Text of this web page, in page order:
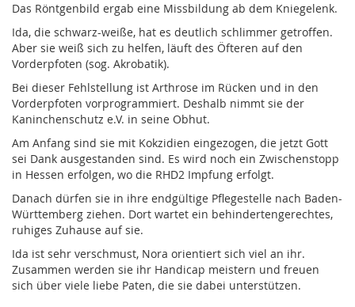
Das Röntgenbild ergab eine Missbildung ab dem Kniegelenk.
Ida, die schwarz-weiße, hat es deutlich schlimmer getroffen.
Aber sie weiß sich zu helfen, läuft des Öfteren auf den
Vorderpfoten (sog. Akrobatik).
Bei dieser Fehlstellung ist Arthrose im Rücken und in den
Vorderpfoten vorprogrammiert. Deshalb nimmt sie der
Kaninchenschutz e.V. in seine Obhut.
Am Anfang sind sie mit Kokzidien eingezogen, die jetzt Gott
sei Dank ausgestanden sind. Es wird noch ein Zwischenstopp
in Hessen erfolgen, wo die RHD2 Impfung erfolgt.
Danach dürfen sie in ihre endgültige Pflegestelle nach Baden-
Württemberg ziehen. Dort wartet ein behindertengerechtes,
ruhiges Zuhause auf sie.
Ida ist sehr verschmust, Nora orientiert sich viel an ihr.
Zusammen werden sie ihr Handicap meistern und freuen
sich über viele liebe Paten, die sie dabei unterstützen.